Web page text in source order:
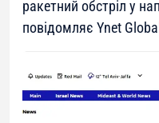
ракетний обстріл у
повідомляє Ynet